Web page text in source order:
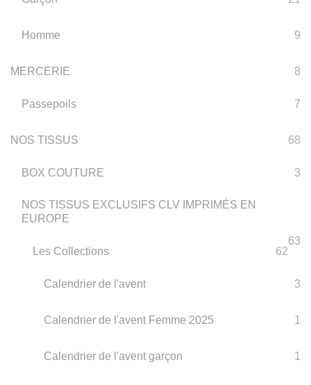
Homme 9
MERCERIE 8
Passepoils 7
NOS TISSUS 68
BOX COUTURE 3
NOS TISSUS EXCLUSIFS CLV IMPRIMÉS EN
EUROPE
63
Les Collections
62
Calendrier de l'avent 3
Calendrier de l'avent Femme 2025 1
Calendrier de l'avent garçon 1